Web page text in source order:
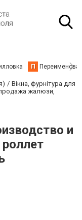
П
Вікна, фурнітура для
жалюзи,
и